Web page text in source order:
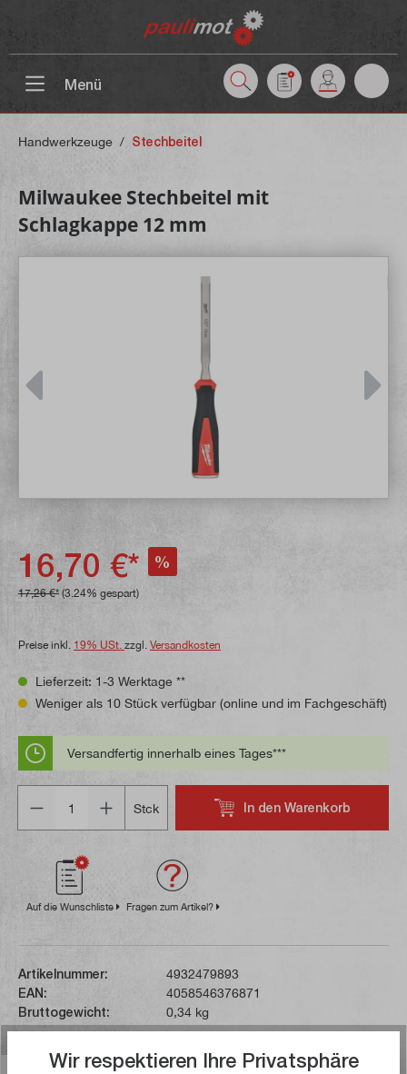
Menü
Handwerkzeuge / Stechbeitel
Milwaukee Stechbeitel mit
Schlagkappe 12 mm
16,70 €* %
17,26 €* (3.24% gespart)
Preise inkl. 19% USt. zzgl. Versandkosten
Lieferzeit: 1-3 Werktage **
Weniger als 10 Stück verfügbar (online und im Fachgeschäft)
Versandfertig innerhalb eines Tages***
Stck
In den Warenkorb
Auf die Wunschliste Fragen zum Artikel?
Artikelnummer:
4932479893
EAN:
4058546376871
Bruttogewicht:
0,34 kg
Wir respektieren Ihre Privatsphäre